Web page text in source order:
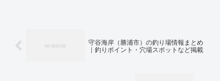
守谷海岸（勝浦市）の釣り場情報まとめ
｜釣りポイント・穴場スポットなど掲載